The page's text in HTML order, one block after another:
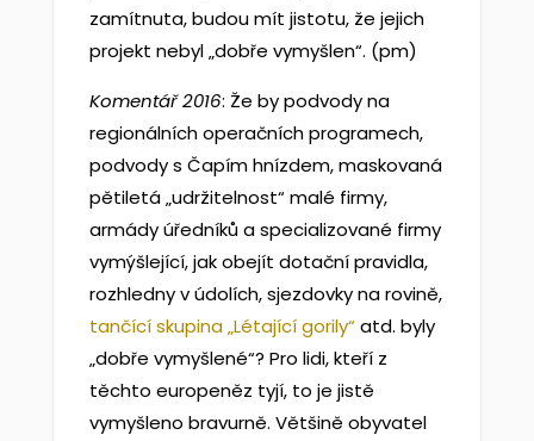
zamítnuta, budou mít jistotu, že jejich
projekt nebyl „dobře vymyšlen“. (pm)
Komentář 2016: Že by podvody na
regionálních operačních programech,
podvody s Čapím hnízdem, maskovaná
pětiletá „udržitelnost“ malé firmy,
armády úředníků a specializované firmy
vymýšlející, jak obejít dotační pravidla,
rozhledny v údolích, sjezdovky na rovině,
tančící skupina „Létající gorily“ atd. byly
„dobře vymyšlené“? Pro lidi, kteří z
těchto europeněz tyjí, to je jistě
vymyšleno bravurně. Většině obyvatel